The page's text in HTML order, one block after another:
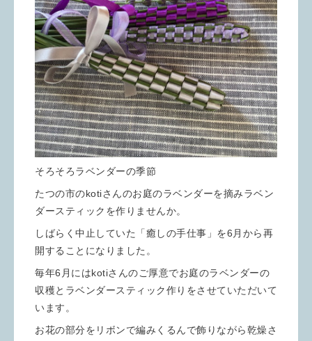
そろそろラベンダーの季節
たつの市のkotiさんのお庭のラベンダーを摘みラベン
ダースティックを作りませんか。
しばらく中止していた「癒しの手仕事」を6月から再
開することになりました。
毎年6月にはkotiさんのご厚意でお庭のラベンダーの
収穫とラベンダースティック作りをさせていただいて
います。
お花の部分をリボンで編みくるんで飾りながら乾燥さ